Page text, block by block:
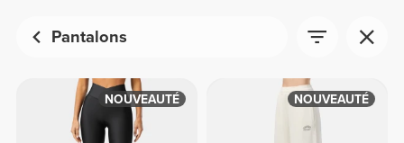
Pantalons
NOUVEAUTÉ NOUVEAUTÉ